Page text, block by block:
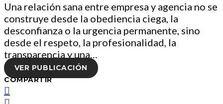
Una relación sana entre empresa y agencia no se
construye desde la obediencia ciega, la
desconfianza o la urgencia permanente, sino
desde el respeto, la profesionalidad, la
transparencia y una…
VER PUBLICACIÓN
COMPARTIR